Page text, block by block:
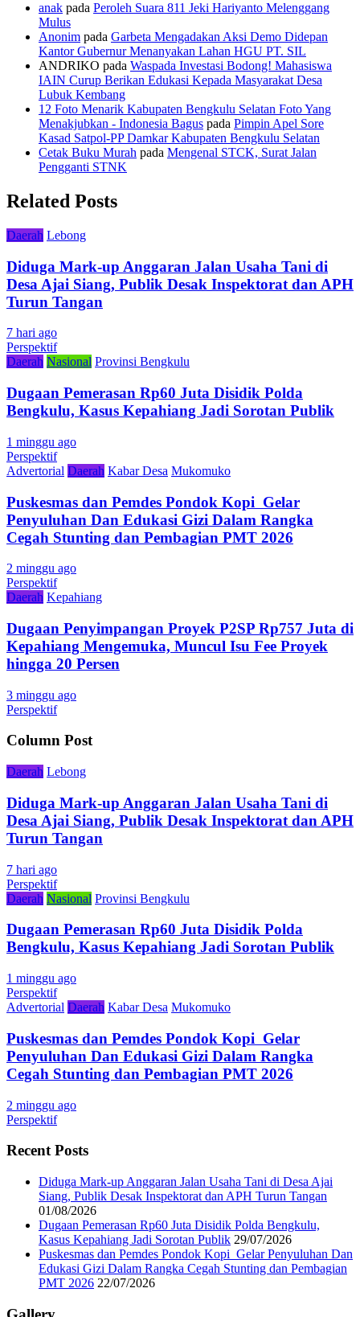
anak pada Peroleh Suara 811 Jeki Hariyanto Melenggang
Mulus
Anonim pada Garbeta Mengadakan Aksi Demo Didepan
Kantor Gubernur Menanyakan Lahan HGU PT. SIL
ANDRIKO pada Waspada Investasi Bodong! Mahasiswa
IAIN Curup Berikan Edukasi Kepada Masyarakat Desa
Lubuk Kembang
12 Foto Menarik Kabupaten Bengkulu Selatan Foto Yang
Menakjubkan - Indonesia Bagus pada Pimpin Apel Sore
Kasad Satpol-PP Damkar Kabupaten Bengkulu Selatan
Cetak Buku Murah pada Mengenal STCK, Surat Jalan
Pengganti STNK
Related Posts
Daerah Lebong
Diduga Mark-up Anggaran Jalan Usaha Tani di
Desa Ajai Siang, Publik Desak Inspektorat dan APH
Turun Tangan
7 hari ago
Perspektif
Daerah Nasional Provinsi Bengkulu
Dugaan Pemerasan Rp60 Juta Disidik Polda
Bengkulu, Kasus Kepahiang Jadi Sorotan Publik
1 minggu ago
Perspektif
Advertorial Daerah Kabar Desa Mukomuko
Puskesmas dan Pemdes Pondok Kopi Gelar
Penyuluhan Dan Edukasi Gizi Dalam Rangka
Cegah Stunting dan Pembagian PMT 2026
2 minggu ago
Perspektif
Daerah Kepahiang
Dugaan Penyimpangan Proyek P2SP Rp757 Juta di
Kepahiang Mengemuka, Muncul Isu Fee Proyek
hingga 20 Persen
3 minggu ago
Perspektif
Column Post
Daerah Lebong
Diduga Mark-up Anggaran Jalan Usaha Tani di
Desa Ajai Siang, Publik Desak Inspektorat dan APH
Turun Tangan
7 hari ago
Perspektif
Daerah Nasional Provinsi Bengkulu
Dugaan Pemerasan Rp60 Juta Disidik Polda
Bengkulu, Kasus Kepahiang Jadi Sorotan Publik
1 minggu ago
Perspektif
Advertorial Daerah Kabar Desa Mukomuko
Puskesmas dan Pemdes Pondok Kopi Gelar
Penyuluhan Dan Edukasi Gizi Dalam Rangka
Cegah Stunting dan Pembagian PMT 2026
2 minggu ago
Perspektif
Recent Posts
Diduga Mark-up Anggaran Jalan Usaha Tani di Desa Ajai
Siang, Publik Desak Inspektorat dan APH Turun Tangan
01/08/2026
Dugaan Pemerasan Rp60 Juta Disidik Polda Bengkulu,
Kasus Kepahiang Jadi Sorotan Publik 29/07/2026
Puskesmas dan Pemdes Pondok Kopi Gelar Penyuluhan Dan
Edukasi Gizi Dalam Rangka Cegah Stunting dan Pembagian
PMT 2026 22/07/2026